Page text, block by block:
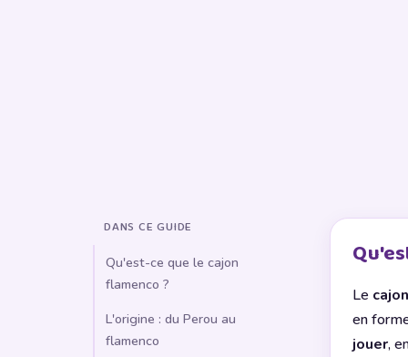
DANS CE GUIDE
Qu'est-ce que le cajon
flamenco ?
L'origine : du Perou au
flamenco
Le
en
jouer,